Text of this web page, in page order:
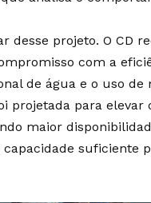
projeto. O CD
com a
de água e o uso
projetada para elevar
maior
suficiente